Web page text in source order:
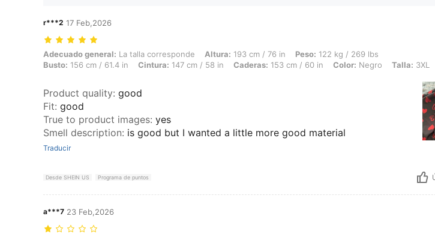
r***2 17 Feb,2026
Adecuado general: La talla corresponde, Altura: 193 cm / 76 in, Peso: 122 kg / 269 lbs, Busto: 156 cm / 61.4 in,
Adecuado general: La talla corresponde Altura: 193 cm / 76 in Peso: 122 kg / 269 lbs
Busto: 156 cm / 61.4 in Cintura: 147 cm / 58 in Caderas: 153 cm / 60 in Color: Negro Talla: 3XL
Product quality: good
Fit: good
True to product images: yes
Smell description: is good but I wanted a little more good material
Traducir
Desde SHEIN US Programa de puntos
a***7 23 Feb,2026